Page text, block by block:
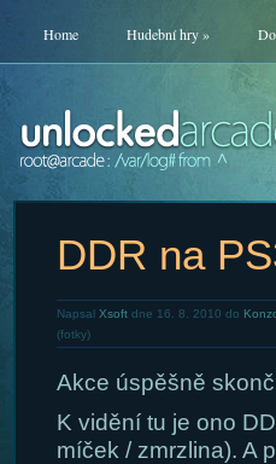
Home Hudební hry»
DDR na
Napsal Xsoftdne 16. 8. 2010 do
(fotky)
Akce úspěšně
K vidění tu je ono
míček / zmrzlina). A